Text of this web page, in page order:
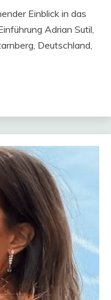
Einblick in das
Adrian Sutil,
Deutschland,